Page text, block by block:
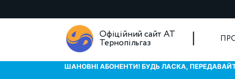
Офіційний сайт АТ
Тернопільгаз
ШАНОВНІ АБОНЕНТИ! БУДЬ ЛАСКА,